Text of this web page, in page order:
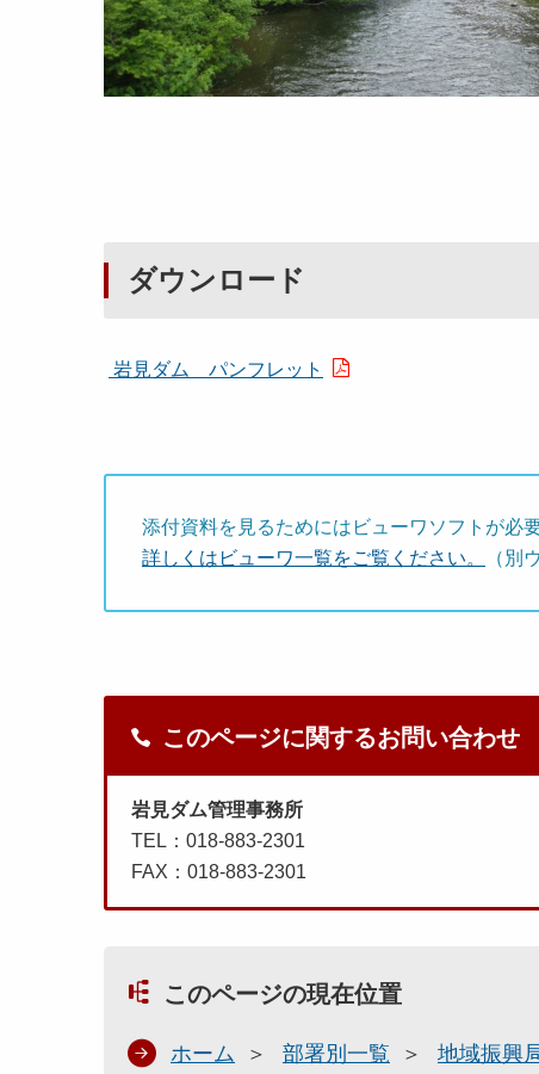
ダウンロード
岩見ダム パンフレット
添付資料を見るためにはビューワソフトが必
詳しくはビューワ一覧をご覧ください。
（別
このページに関するお問い合わせ
岩見ダム管理事務所
TEL：018-883-2301
FAX：018-883-2301
このページの現在位置
ホーム 部署別一覧 地域振興